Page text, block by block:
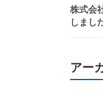
株式会
しまし
アー